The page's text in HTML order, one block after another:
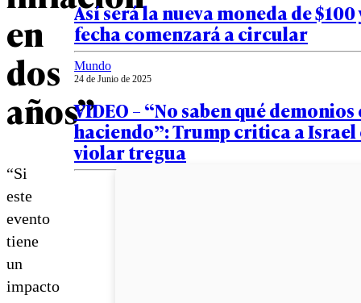
en
dos
años”
“Si
este
evento
tiene
un
impacto
Así será la nueva moneda de $100
fecha comenzará a circular
Mundo
24 de Junio de 2025
VIDEO – “No saben qué
haciendo”: Trump critica a
violar tregua